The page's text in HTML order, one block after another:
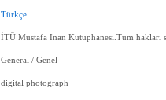
Türkçe
İTÜ Mustafa Inan Kütüphanesi.Tüm hakları
General / Genel
digital photograph